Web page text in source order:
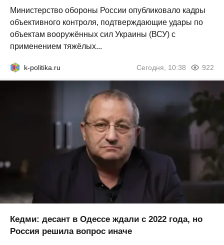
Министерство обороны России опубликовало кадры
объективного контроля, подтверждающие удары по
объектам вооружённых сил Украины (ВСУ) с
применением тяжёлых...
k-politika.ru Сегодня, 10:38 922
Кедми: десант в Одессе ждали с 2022 года, но
Россия решила вопрос иначе